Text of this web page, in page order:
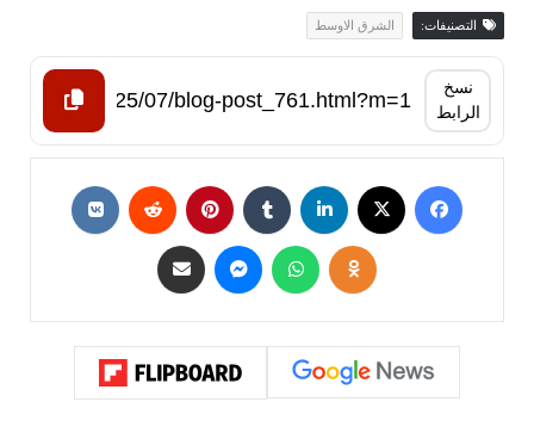
التصنيفات: الشرق الاوسط
نسخ
الرابط